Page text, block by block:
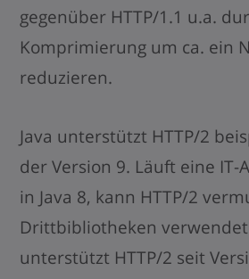
gegenüber HTTP/1.1 u.a.
Komprimierung um ca. ein
reduzieren.
Java unterstützt HTTP/2
der Version 9. Läuft eine IT-
in Java 8, kann HTTP/2
Drittbibliotheken
unterstützt HTTP/2 seit